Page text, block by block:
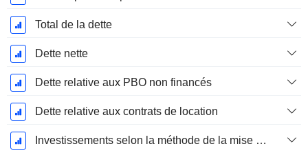
Total de la dette
Dette nette
Dette relative aux PBO non financés
Dette relative aux contrats de location
Investissements selon la méthode de la mise en équivalence, total